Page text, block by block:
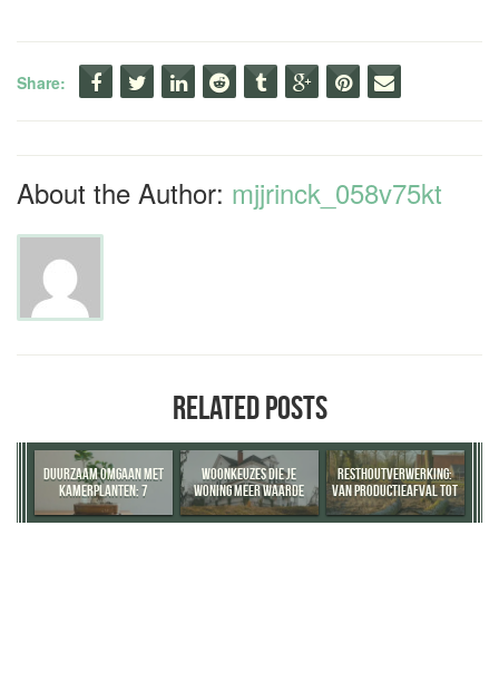
Share:
About the Author: mjjrinck_058v75kt
RELATED POSTS
DUURZAAM OMGAAN MET
KAMERPLANTEN: 7
PRAKTISCHE TIPS
WOONKEUZES DIE JE
WONING MEER WAARDE
GEVEN
RESTHOUTVERWERKING:
VAN PRODUCTIEAFVAL TOT
WAARDEVOLLE
GRONDSTOF